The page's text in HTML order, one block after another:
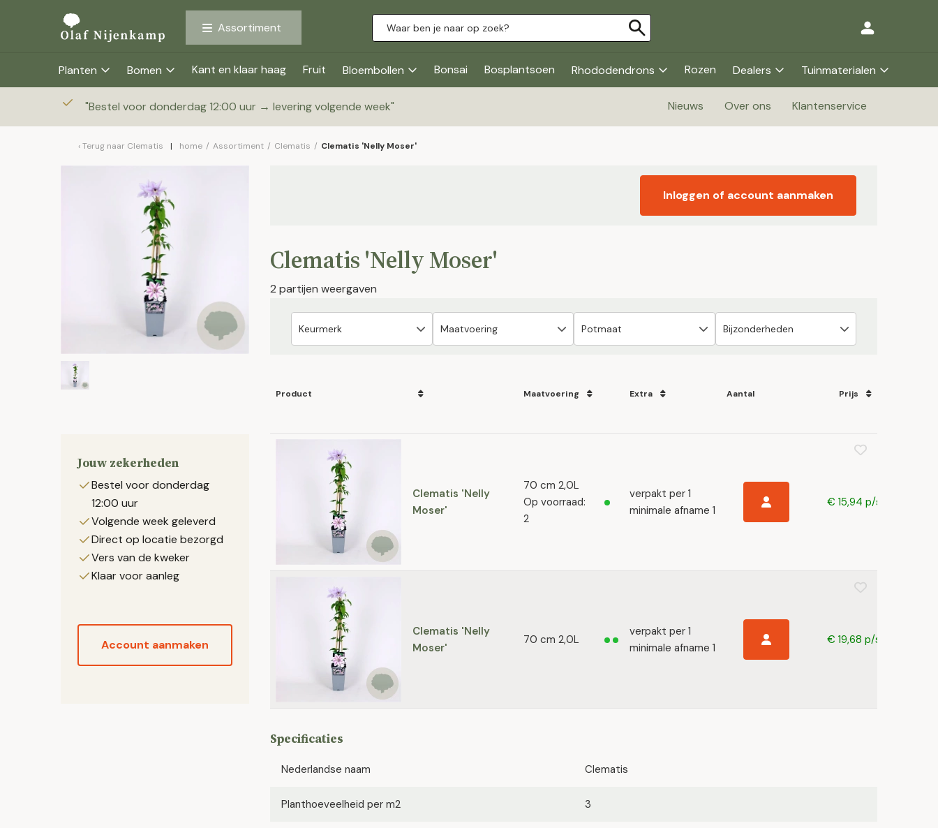
Assortiment
Planten Bomen Kant en klaar haag Fruit Bloembollen Bonsai Bosplantsoen Rhododendrons Rozen Dealers Tuinmaterialen
"Bestel voor donderdag 12:00 uur → levering volgende week" Nieuws Over ons Klantenservice
Terug naar Clematis home / Assortiment / Clematis / Clematis 'Nelly Moser'
Jouw zekerheden
Bestel voor donderdag
12:00 uur
Volgende week geleverd
Direct op locatie bezorgd
Vers van de kweker
Klaar voor aanleg
Account aanmaken
Inloggen of account aanmaken
Clematis 'Nelly Moser'
2 partijen weergaven
Product Maatvoering Extra Aantal Prijs
Clematis 'Nelly
Moser'
70 cm 2,0L
Op voorraad:
2
verpakt per 1
minimale afname 1
€ 15,94 p/s
Clematis 'Nelly
Moser'
70 cm 2,0L
verpakt per 1
minimale afname 1
€ 19,68 p/s
Specificaties
Nederlandse naam Clematis
Planthoeveelheid per m2 3